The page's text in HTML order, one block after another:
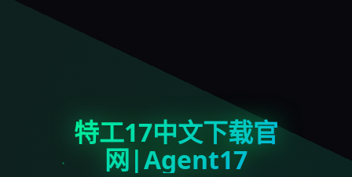
特工17中文下载官
网|Agent17